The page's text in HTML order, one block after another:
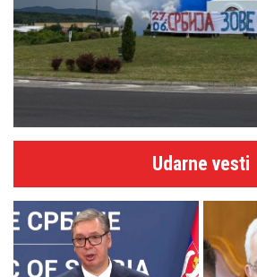
Udarne vesti